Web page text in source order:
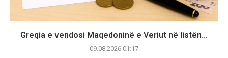
Greqia e vendosi Maqedoninë e Veriut në listën...
09.08.2026 01:17